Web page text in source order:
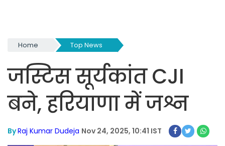
Home Top News
जस्टिस सूर्यकांत CJI
बने, हरियाणा में जश्न
ByRaj Kumar Dudeja Nov 24, 2025, 10:41 IST